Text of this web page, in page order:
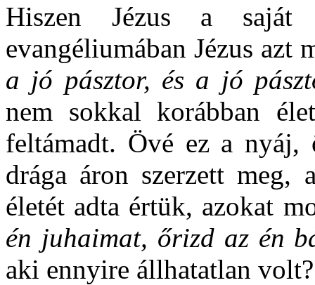
Hiszen Jézus a saját
evangéliumában Jézus azt
a jó pásztor, és a jó
nem sokkal korábban
feltámadt. Övé ez a
drága áron szerzett meg,
életét adta értük, azokat
én juhaimat, őrizd az én
aki ennyire állhatatlan volt?